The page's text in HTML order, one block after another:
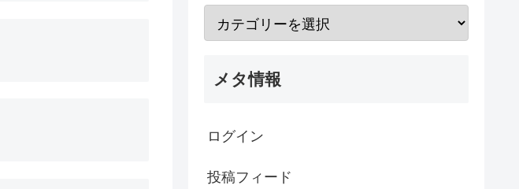
メタ情報
ログイン
投稿フィード